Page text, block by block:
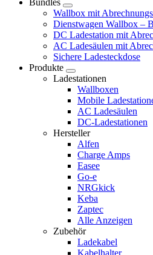
Bundles
Wallbox mit
Dienstwagen Wallbox –
DC Ladestation mit
AC Ladesäulen mit
Sichere Ladesteckdose
Produkte
Ladestationen
Wallboxen
Mobile
AC Ladesäulen
DC-Ladestationen
Hersteller
Alfen
Charge Amps
Easee
Go-e
NRGkick
Keba
Zaptec
Alle Anzeigen
Zubehör
Ladekabel
Kabelhalter